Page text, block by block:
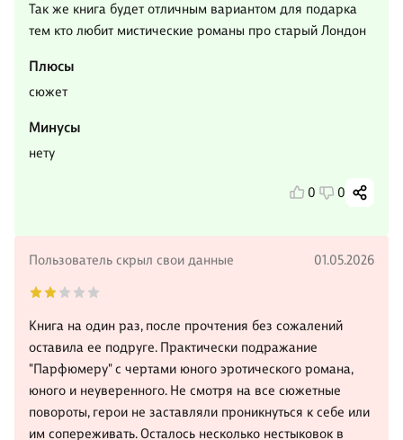
Так же книга будет отличным вариантом для подарка
тем кто любит мистические романы про старый Лондон
Плюсы
сюжет
Минусы
нету
0 0
Пользователь скрыл свои данные 01.05.2026
Книга на один раз, после прочтения без сожалений
оставила ее подруге. Практически подражание
"Парфюмеру" с чертами юного эротического романа,
юного и неуверенного. Не смотря на все сюжетные
повороты, герои не заставляли проникнуться к себе или
им сопереживать. Осталось несколько нестыковок в